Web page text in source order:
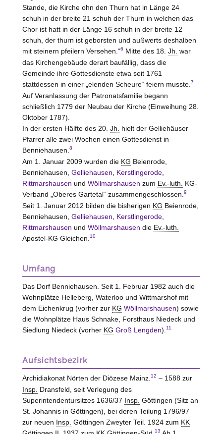
Stande, die Kirche ohn den Thurn hat in Länge 24
schuh in der breite 21 schuh der Thurn in welchen das
Chor ist hatt in der Länge 16 schuh in der breite 12
schuh, der thurn ist geborsten und außwerts deshalben
mit steinern pfeilern Versehen.“6 Mitte des 18. Jh. war
das Kirchengebäude derart baufällig, dass die
Gemeinde ihre Gottesdienste etwa seit 1761
stattdessen in einer „elenden Scheure“ feiern musste. 7
Auf Veranlassung der Patronatsfamilie begann
schließlich 1779 der Neubau der Kirche (Einweihung 28.
Oktober 1787).
In der ersten Hälfte des 20. Jh.
hielt der Gelliehäuser
Pfarrer alle zwei Wochen einen Gottesdienst in
Benniehausen. 8
Am 1. Januar 2009 wurden die KG Beienrode,
Benniehausen, Gelliehausen Kerstlingerode,
Rittmarshausen und Wöllmarshausen zum Ev.-luth.
KG-
Verband „Oberes Gartetal“ zusammengeschlossen. 9
Seit 1. Januar 2012 bilden die bisherigen KG Beienrode,
Benniehausen, Gelliehausen Kerstlingerode,
Rittmarshausen und Wöllmarshausen die Ev.-luth.
Apostel-KG Gleichen. 10
Umfang
Das Dorf Benniehausen. Seit 1. Februar 1982 auch die
Wohnplätze Helleberg, Waterloo und Wittmarshof mit
dem Eichenkrug (vorher zur KG Wöllmarshausen) sowie
die Wohnplätze Haus Schnake, Forsthaus Niedeck und
Siedlung Niedeck (vorher KG Groß Lengden). 11
Aufsichtsbezirk
Archidiakonat Nörten der Diözese Mainz. 12 – 1588 zur
Insp. Dransfeld, seit Verlegung des
Superintendentursitzes 1636/37 Insp. Göttingen (Sitz an
St. Johannis in Göttingen), bei deren Teilung 1796/97
zur neuen Insp. Göttingen Zweyter Teil. 1924 zum KK
13